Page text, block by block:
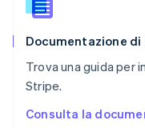
Documentazione di
Trova una guida per
Stripe.
Consulta la
Slovacchia
Slovenia
Spagna
Español
English Español简体